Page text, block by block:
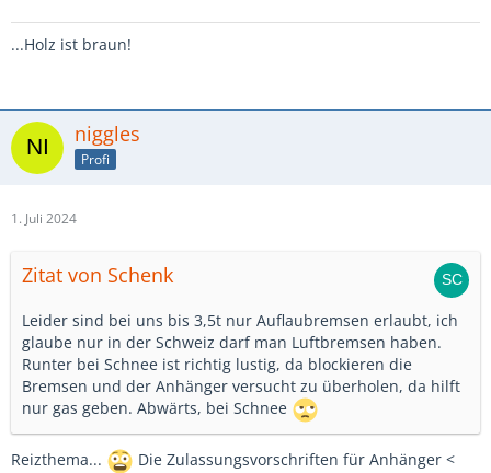
...Holz ist braun!
niggles
Profi
1. Juli 2024
Zitat von Schenk
Leider sind bei uns bis 3,5t nur Auflaubremsen erlaubt, ich
glaube nur in der Schweiz darf man Luftbremsen haben.
Runter bei Schnee ist richtig lustig, da blockieren die
Bremsen und der Anhänger versucht zu überholen, da hilft
nur gas geben. Abwärts, bei Schnee
Reizthema...
Die Zulassungsvorschriften für Anhänger <